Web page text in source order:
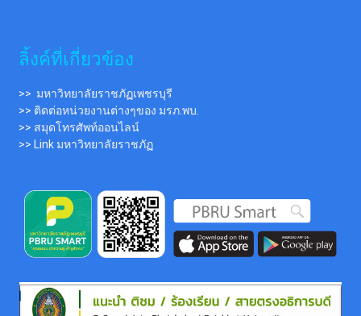
ลิ้งค์ที่เกี่ยวข้อง
>> มหาวิทยาลัยราชภัฏเพชรบุรี
>> ติดต่อหน่วยงานต่างๆของ มรภ.พบ.
>> สมุดโทรศัพท์ออนไลน์
>> Link มหาวิทยาลัยราชภัฏ